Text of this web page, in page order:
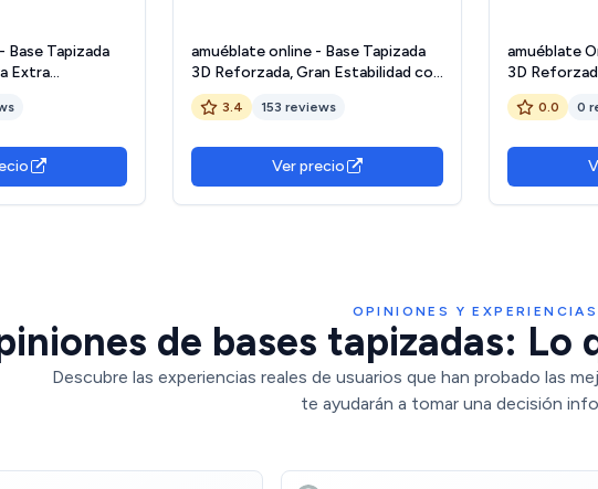
Base Tapizada
Extra
Transversales
6
amuéblate online - Base Tapizada
3D Reforzada, Gran Estabilidad con
5 Barras Transversales y 6 Patas
metálicas roscadas de 27cm, 90 x
3.4 153 reviews
Ver precio
amuéblate
3D
5 Barras
metálicas
0.0 0
OPINIONES Y EXPERIENCIAS
de bases tapizadas: Lo
Descubre las experiencias reales de usuarios que han probado las
te ayudarán a tomar una decisión